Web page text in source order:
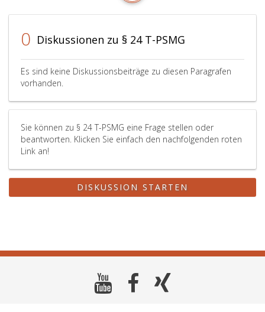
0 Diskussionen zu § 24 T-PSMG
Es sind keine Diskussionsbeiträge zu diesen Paragrafen
vorhanden.
Sie können zu § 24 T-PSMG eine Frage stellen oder
beantworten. Klicken Sie einfach den nachfolgenden roten
Link an!
DISKUSSION STARTEN